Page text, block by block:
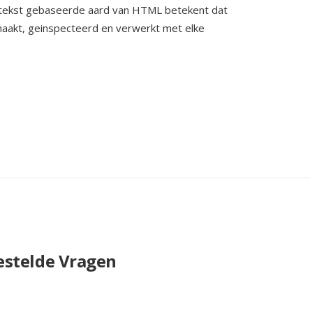
gebaseerde aard van HTML betekent dat
geinspecteerd en verwerkt met elke
Vragen